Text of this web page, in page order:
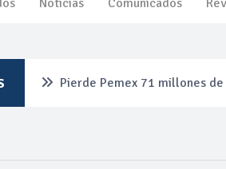
Noticias Comunicados
Pierde Pemex 71 millones